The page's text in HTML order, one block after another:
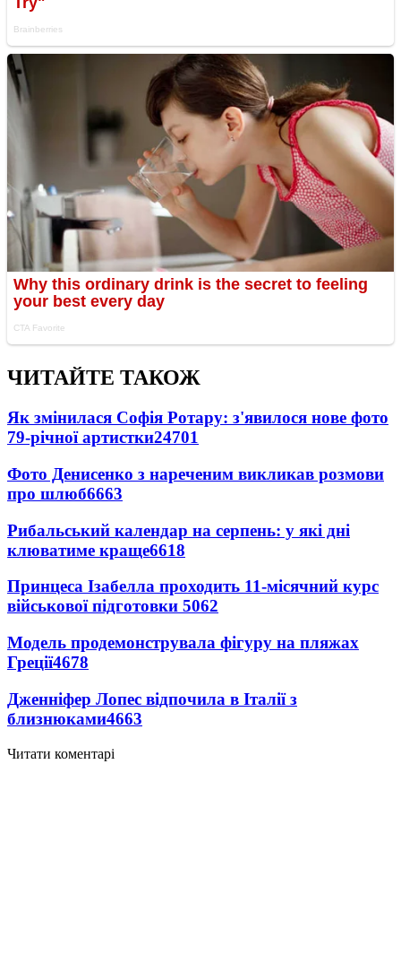
ЧИТАЙТЕ ТАКОЖ
Як змінилася Софія Ротару: з'явилося нове фото
79-річної артистки24701
Фото Денисенко з нареченим викликав розмови
про шлюб6663
Рибальський календар на серпень: у які дні
клюватиме краще6618
Принцеса Ізабелла проходить 11-місячний курс
військової підготовки 5062
Модель продемонструвала фігуру на пляжах
Греції4678
Дженніфер Лопес відпочила в Італії з
близнюками4663
Читати коментарі